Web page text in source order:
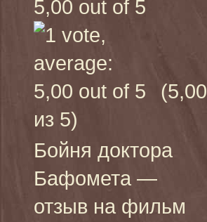
(5,00
из 5)
Бойня доктора
Бафомета —
отзыв на фильм